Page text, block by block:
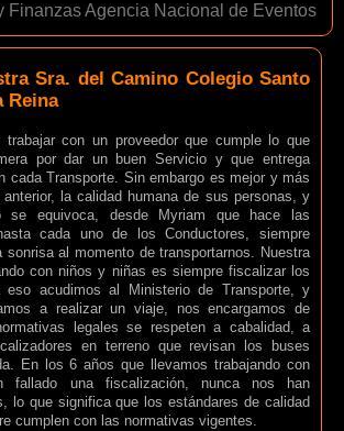
Finanzas Agencia Nacional de Eventos
Sra. del Camino Colegio Santo
Reina
trabajar con un proveedor que cumple lo que
por dar un buen Servicio y que entrega
cada Transporte. Sin embargo es mejor y más
la calidad humana de sus personas, y
equivoca, desde Myriam que hace las
cada uno de los Conductores, siempre
al momento de transportarnos. Nuestra
con niños y niñas es siempre fiscalizar los
eso acudimos al Ministerio de Transporte, y
a realizar un viaje, nos encargamos de
legales se respeten a cabalidad, a
en terreno que revisan los buses
En los 6 años que llevamos trabajando con
fallado una fiscalización, nunca nos han
lo que significa que los estándares de calidad
cumplen con las normativas vigentes.